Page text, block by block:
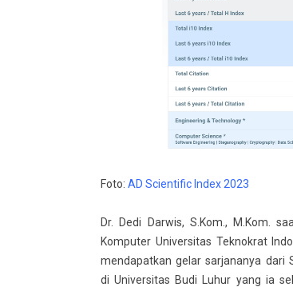
Foto: AD Scientific Index 2023
Dr. Dedi Darwis, S.Kom., M.Kom.
Komputer Universitas Teknokrat
mendapatkan gelar sarjananya dari
di Universitas Budi Luhur yang ia